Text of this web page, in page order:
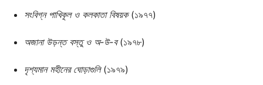
সংবিগ্ন পাখিকূল ও কলকাতা বিষয়ক(১৯৭৭)
অজানা উড়ন্ত বস্তু ও অ-উ-ব(১৯৭৮)
দৃশ্যমান মহীনের ঘোড়াগুলি(১৯৭৯)